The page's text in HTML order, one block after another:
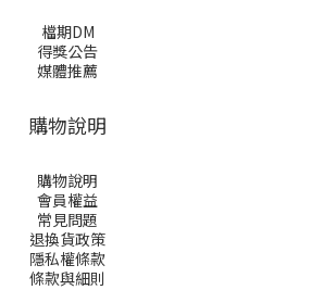
檔期DM
得獎公告
媒體推薦
購物說明
購物說明
會員權益
常見問題
退換貨政策
隱私權條款
條款與細則